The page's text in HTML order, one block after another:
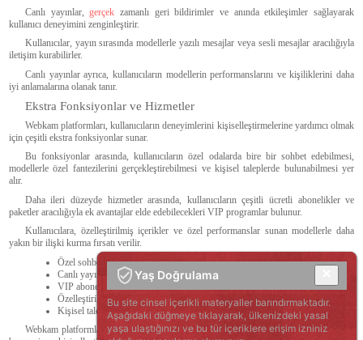
Canlı yayınlar,gerçek zamanlı geri bildirimler ve anında etkileşimler sağlayarak
kullanıcı deneyimini zenginleştirir.
Kullanıcılar, yayın sırasında modellerle yazılı mesajlar veya sesli mesajlar aracılığıyla
iletişim kurabilirler.
Canlı yayınlar ayrıca, kullanıcıların modellerin performanslarını ve kişiliklerini daha
iyi anlamalarına olanak tanır.
Ekstra Fonksiyonlar ve Hizmetler
Webkam platformları, kullanıcıların deneyimlerini kişiselleştirmelerine yardımcı olmak
için çeşitli ekstra fonksiyonlar sunar.
Bu fonksiyonlar arasında, kullanıcıların özel odalarda bire bir sohbet edebilmesi,
modellerle özel fantezilerini gerçekleştirebilmesi ve kişisel taleplerde bulunabilmesi yer
alır.
Daha ileri düzeyde hizmetler arasında, kullanıcıların çeşitli ücretli abonelikler ve
paketler aracılığıyla ek avantajlar elde edebilecekleri VIP programlar bulunur.
Kullanıcılara, özelleştirilmiş içerikler ve özel performanslar sunan modellerle daha
yakın bir ilişki kurma fırsatı verilir.
Özel sohbet odaları
Canlı yayın etkileşimleri
VIP abonelikler ve özel hizmetler
Özelleştirilmiş performanslar
Kişisel talepler ve fanteziler
Webkam platformlarının sunduğu özellikler ve fonksiyonlar, yetişkin kullanıcılar için
Yaş Doğrulama
Bu site cinsel içerikli materyaller barındırmaktadır.
Aşağıdaki düğmeye tıklayarak, ülkenizdeki yasal
yaşa ulaştığınızı ve bu tür içeriklere erişim izniniz